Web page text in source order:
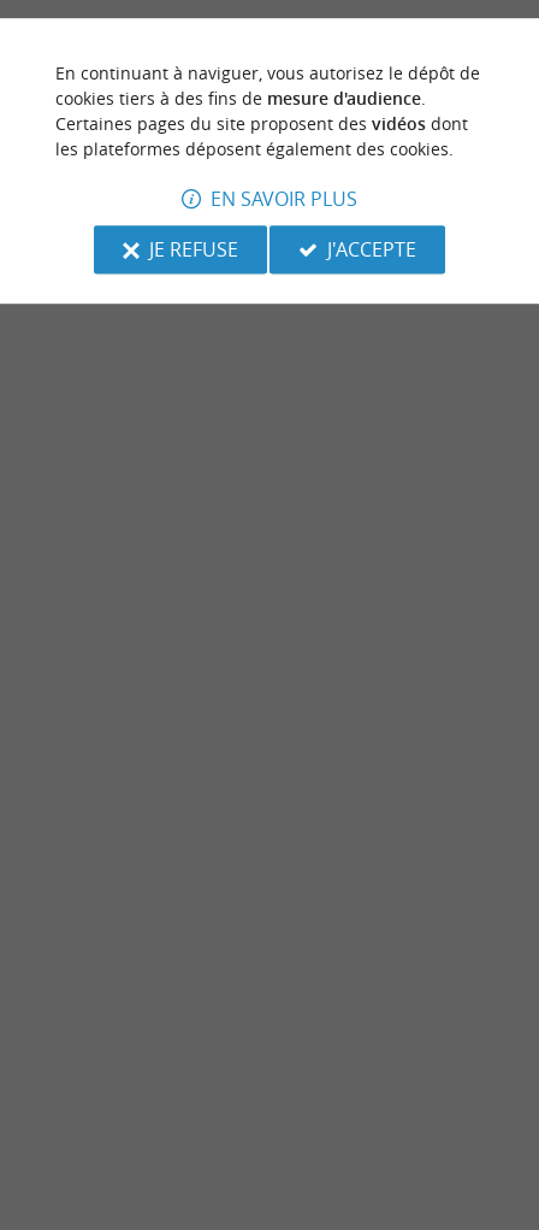
En continuant à naviguer, vous autorisez le dépôt de
cookies tiers à des fins de mesure d'audience.
Certaines pages du site proposent des vidéosdont
les plateformes déposent également des cookies.
EN SAVOIR PLUS
JE REFUSE
J'ACCEPTE